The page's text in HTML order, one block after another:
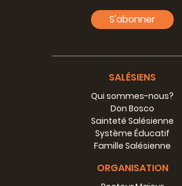
educativa e preventiva, nello stile di
coinvolti soprattutto i giovani, i
S'abonner
SALÉSIENS
Qui sommes-nous?
Don Bosco
Sainteté Salésienne
Système Éducatif
Famille Salésienne
ORGANISATION